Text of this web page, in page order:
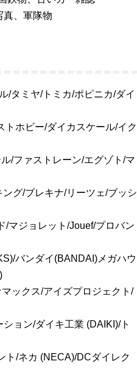
真、軍隊物
/タミヤ/トミカ/ポピニカ/ダイ
トホビー/ダイカスケール/イク
/ファストレーン/エグゾト/マ
グ/ブレキナ/リーツェ/ブッシ
/マジョレット/Jouef/プロバン
バンダイ(BANDAI)メガハウ
ックス/アイズプロジェクト/
ョン/ダイキ工業 (DAIKI)/ト
ト/ネカ (NECA)/DCダイレク